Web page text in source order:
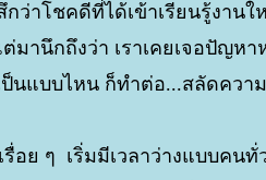
ว่าโชคดีที่ได้เข้าเรียนรู้งาน
านึกถึงว่า เราเคยเจอปัญหา
ป็นแบบไหน ก็ทำต่อ...สลัดค
อย ๆ เริ่มมีเวลาว่างแบบคน